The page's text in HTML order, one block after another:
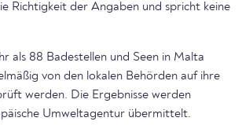
Richtigkeit der Angaben und spricht keine
als 88 Badestellen und Seen in Malta
von den lokalen Behörden auf ihre
werden. Die Ergebnisse werden
Umweltagentur übermittelt.